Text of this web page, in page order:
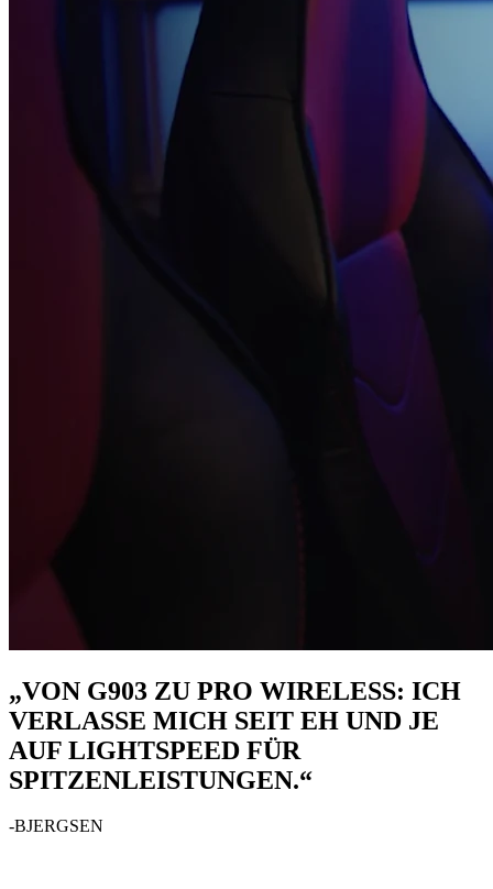
„VON G903 ZU PRO WIRELESS: ICH
VERLASSE MICH SEIT EH UND JE
AUF LIGHTSPEED FÜR
SPITZENLEISTUNGEN.“
-BJERGSEN